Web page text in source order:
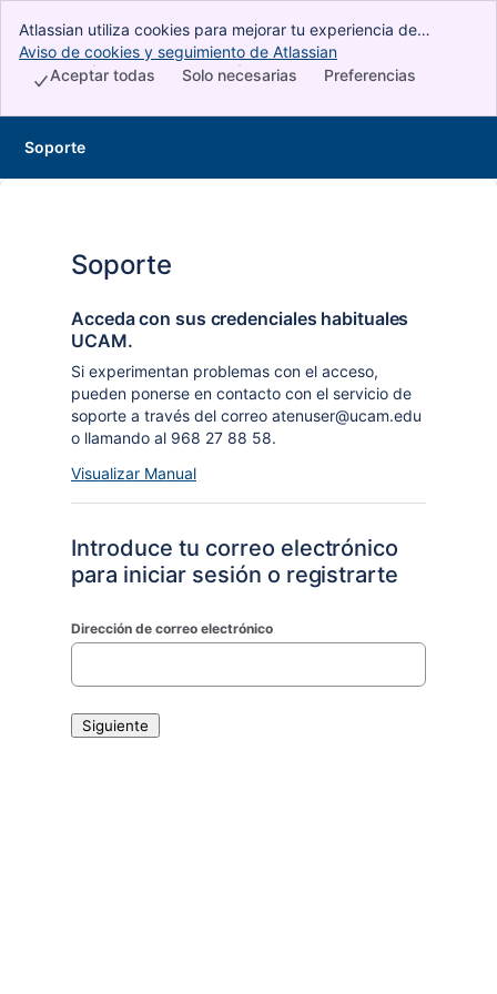
Atlassian utiliza cookies para mejorar tu experiencia de
navegación, realizar análisis e investigaciones y gestionar la
publicidad. Acepta todas las cookies para indicar que aceptas
Aviso de cookies y seguimiento de Atlassian
Preferencias
Solo necesarias
Aceptar todas
Soporte
Soporte
Acceda con sus credenciales habituales
UCAM.
Si experimentan problemas con el acceso,
pueden ponerse en contacto con el servicio de
soporte a través del correo atenuser@ucam.edu
o llamando al 968 27 88 58.
Visualizar Manual
Introduce tu correo electrónico
para iniciar sesión o registrarte
Dirección de correo electrónico
Siguiente